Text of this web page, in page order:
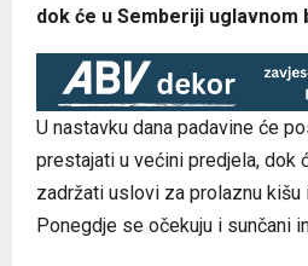
dok će u Semberiji uglavnom
U nastavku dana padavine će
prestajati u većini predjela, dok
zadržati uslovi za prolaznu kišu
Ponegdje se očekuju i sunčani